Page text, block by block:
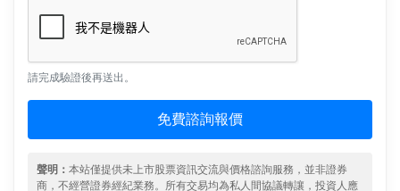
請完成驗證後再送出。
免費諮詢報價
聲明： 本站僅提供未上市股票資訊交流與價格諮詢服務，並非證券
商，不經營證券經紀業務。所有交易均為私人間協議轉讓，投資人應